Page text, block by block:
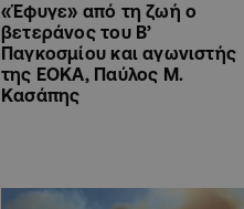
«Έφυγε» από τη ζωή ο
βετεράνος του Β’
Παγκοσμίου και αγωνιστής
της ΕΟΚΑ, Παύλος Μ.
Κασάπης